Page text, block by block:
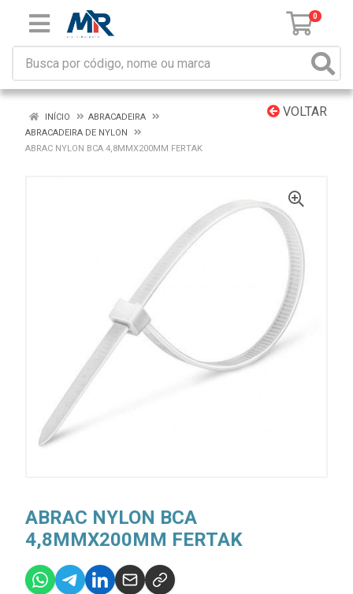
0
VOLTAR
INÍCIO
ABRACADEIRA
ABRACADEIRA DE NYLON
ABRAC NYLON BCA 4,8MMX200MM FERTAK
ABRAC NYLON BCA
4,8MMX200MM FERTAK